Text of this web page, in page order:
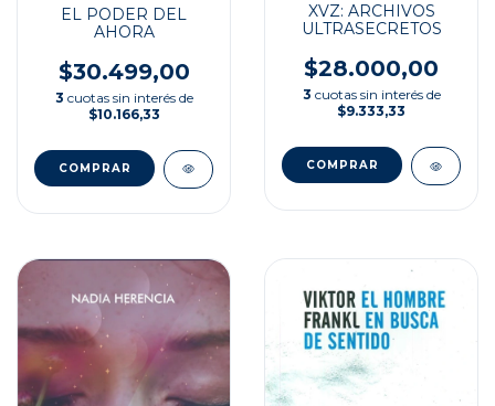
EL PODER DEL
AHORA
$30.499,00
3 cuotas sin interés de
$10.166,33
XVZ: ARCHIVOS
ULTRASECRETOS
$28.000,00
3 cuotas sin interés de
$9.333,33